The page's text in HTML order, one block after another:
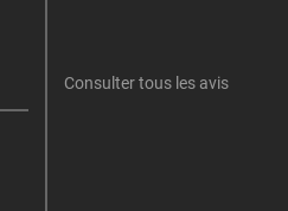
Consulter tous les avis